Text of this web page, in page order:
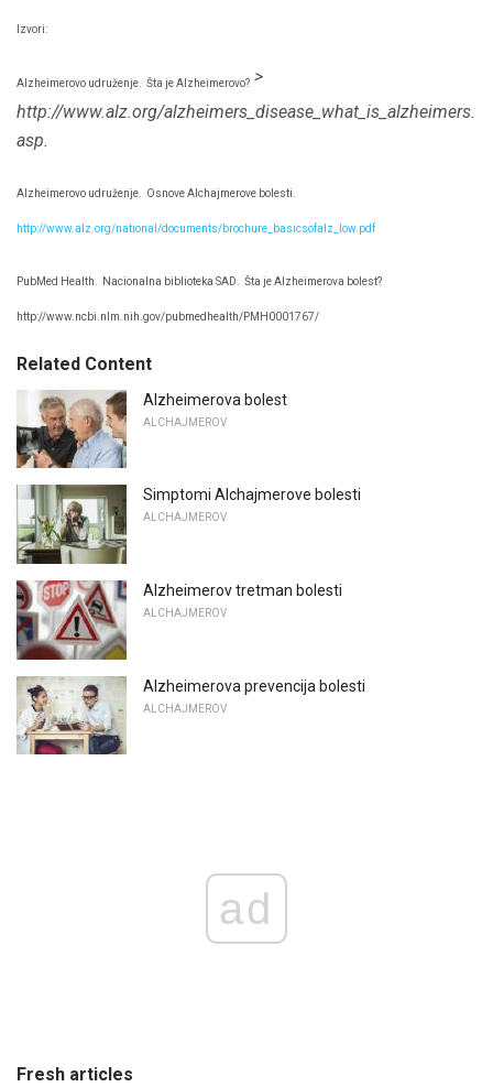
Izvori:
Alzheimerovo udruženje. Šta je Alzheimerovo? >
http://www.alz.org/alzheimers_disease_what_is_alzheimers.
asp.
Alzheimerovo udruženje. Osnove Alchajmerove bolesti.
http://www.alz.org/national/documents/brochure_basicsofalz_low.pdf
PubMed Health. Nacionalna biblioteka SAD. Šta je Alzheimerova bolest?
http://www.ncbi.nlm.nih.gov/pubmedhealth/PMH0001767/
Related Content
Alzheimerova bolest
ALCHAJMEROV
Simptomi Alchajmerove bolesti
ALCHAJMEROV
Alzheimerov tretman bolesti
ALCHAJMEROV
Alzheimerova prevencija bolesti
ALCHAJMEROV
ad
Fresh articles